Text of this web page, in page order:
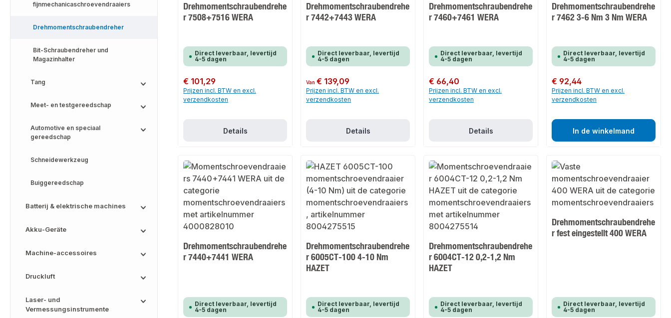
fijnmechanicaschroevendraaiers
Drehmomentschraubendreher
Bit-Schraubendreher und
Magazinhalter
Tang
Meet- en testgereedschap
Automotive en speciaal
gereedschap
Schneidewerkzeug
Buiggereedschap
Batterij & elektrische machines
Akku-Geräte
Machine-accessoires
Druckluft
Laser- und
Vermessungsinstrumente
Drehmomentschraubendrehe
r 7508+7516 WERA
Direct leverbaar, levertijd
4-5 dagen
Normale prijs:
€ 101,29
Prijzen incl. BTW en excl.
verzendkosten
Details
Drehmomentschraubendrehe
r 7442+7443 WERA
Direct leverbaar, levertijd
4-5 dagen
Normale prijs:
Van€ 139,09
Prijzen incl. BTW en excl.
verzendkosten
Details
Drehmomentschraubendrehe
r 7460+7461 WERA
Direct leverbaar, levertijd
4-5 dagen
Normale prijs:
€ 66,40
Prijzen incl. BTW en excl.
verzendkosten
Details
Drehmomentschraubendrehe
r 7462 3-6 Nm 3 Nm WERA
Direct leverbaar, levertijd
4-5 dagen
Normale prijs:
€ 92,44
Prijzen incl. BTW en excl.
verzendkosten
In de winkelmand
Drehmomentschraubendrehe
r 7440+7441 WERA
Direct leverbaar, levertijd
4-5 dagen
Drehmomentschraubendrehe
r 6005CT-100 4-10 Nm
HAZET
Direct leverbaar, levertijd
4-5 dagen
Drehmomentschraubendrehe
r 6004CT-12 0,2-1,2 Nm
HAZET
Direct leverbaar, levertijd
4-5 dagen
Drehmomentschraubendrehe
r fest eingestellt 400 WERA
Direct leverbaar, levertijd
4-5 dagen